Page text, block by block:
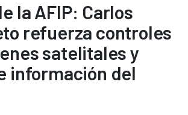
la AFIP: Carlos
refuerza controles
satelitales y
información del